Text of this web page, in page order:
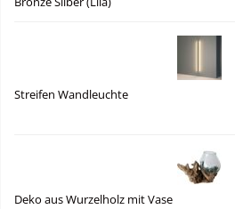
Streifen Wandleuchte
Deko aus Wurzelholz mit Vase